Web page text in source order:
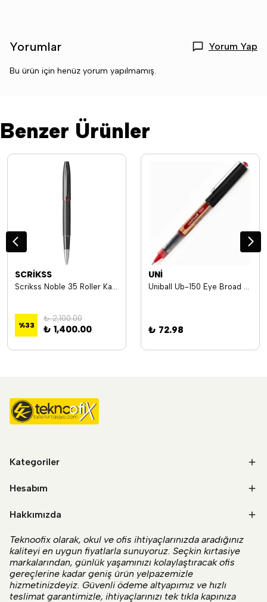
Yorumlar Yorum Yap
Bu ürün için henüz yorum yapılmamış.
Benzer Ürünler
SCRİKSS
Scrikss Noble 35 Roller Kalem Mat Siyah
%33
₺ 2,100.00
₺ 1,400.00
UNİ
Uniball Ub-150 Eye Broad Roller Kalem 1.0Mm Kırmızı
₺ 72.98
Kategoriler
Hesabım
Hakkımızda
Teknoofix olarak, okul ve ofis ihtiyaçlarınızda aradığınız
kaliteyi en uygun fiyatlarla sunuyoruz. Seçkin kırtasiye
markalarından, günlük yaşamınızı kolaylaştıracak ofis
gereçlerine kadar geniş ürün yelpazemizle
hizmetinizdeyiz. Güvenli ödeme altyapımız ve hızlı
teslimat garantimizle, ihtiyaçlarınızı tek tıkla kapınıza